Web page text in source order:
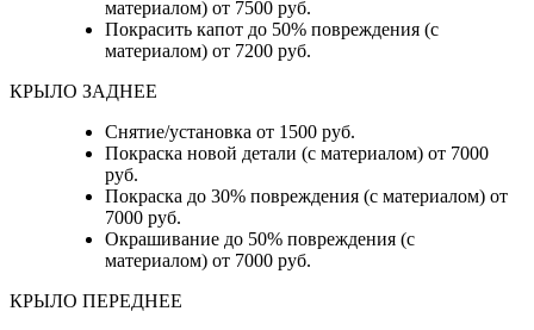
материалом) от 7500 руб.
Покрасить капот до 50% повреждения (с
материалом) от 7200 руб.
КРЫЛО ЗАДНЕЕ
Снятие/установка от 1500 руб.
Покраска новой детали (с материалом) от 7000
руб.
Покраска до 30% повреждения (с материалом) от
7000 руб.
Окрашивание до 50% повреждения (с
материалом) от 7000 руб.
КРЫЛО ПЕРЕДНЕЕ